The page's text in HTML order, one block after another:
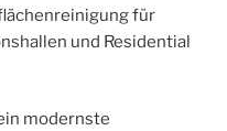
für
und Residential
modernste